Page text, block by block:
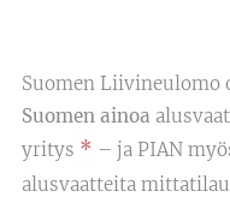
Suomen Liivineulomo
Suomen ainoa
yritys * – ja PIAN
alusvaatteita